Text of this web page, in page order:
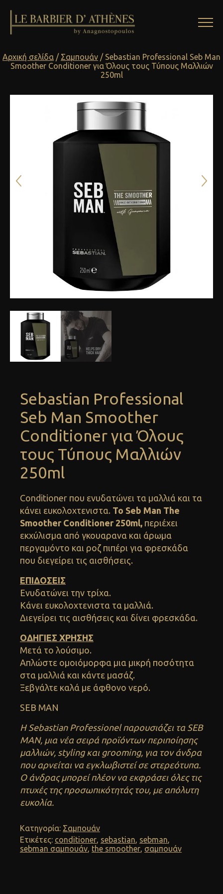
Αρχική σελίδα / Σαμπουάν / Sebastian Professional Seb Man
Smoother Conditioner για Όλους τους Τύπους Μαλλιών
250ml
Sebastian Professional
Seb Man Smoother
Conditioner για Όλους
τους Τύπους Μαλλιών
250ml
Conditioner που ενυδατώνει τα μαλλιά και τα
κάνει ευκολοχτενιστα. Το Seb Man The
Smoother Conditioner 250ml, περιέχει
εκχύλισμα από γκουαρανα και άρωμα
περγαμόντο και ροζ πιπέρι για φρεσκάδα
που διεγείρει τις αισθήσεις.
ΕΠΙΔΟΣΕΙΣ
Ενυδατώνει την τρίχα.
Κάνει ευκολοχτενιστα τα μαλλιά.
Διεγείρει τις αισθήσεις και δίνει φρεσκάδα.
ΟΔΗΓΙΕΣ ΧΡΗΣΗΣ
Μετά το λούσιμο.
Απλώστε ομοιόμορφα μια μικρή ποσότητα
στα μαλλιά και κάντε μασάζ.
Ξεβγάλτε καλά με άφθονο νερό.
SEB MAN
H Sebastian Professionel παρουσιάζει τα SEB
MAN, μια νέα σειρά προϊόντων περιποίησης
μαλλιών, styling και grooming, για τον άνδρα
που αρνείται να εγκλωβιστεί σε στερεότυπα.
Ο άνδρας μπορεί πλέον να εκφράσει όλες τις
πτυχές της προσωπικότητάς του, με απόλυτη
ευκολία.
Κατηγορία: Σαμπουάν
Ετικέτες: conditioner, sebastian, sebman,
sebman σαμπουάν, the smoother, σαμπουάν